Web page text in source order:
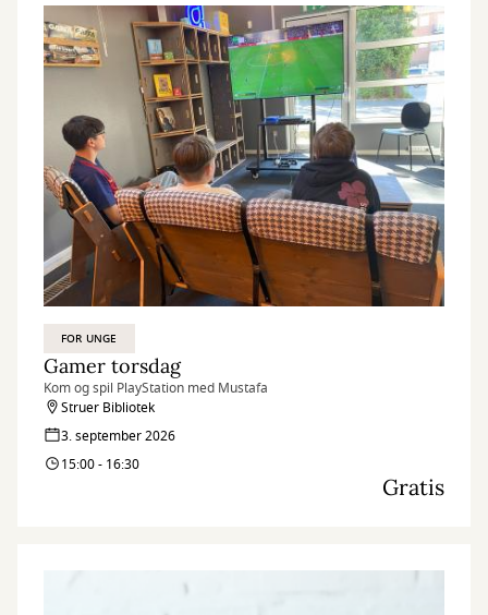
FOR UNGE
Gamer torsdag
Kom og spil PlayStation med Mustafa
Struer Bibliotek
3. september 2026
15:00 - 16:30
Gratis